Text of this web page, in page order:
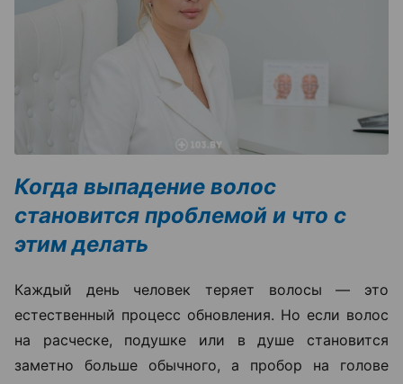
Когда выпадение волос
становится проблемой и что с
этим делать
Каждый день человек теряет волосы — это
естественный процесс обновления. Но если волос
на расческе, подушке или в душе становится
заметно больше обычного, а пробор на голове